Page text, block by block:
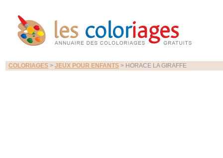
COLORIAGES > JEUX POUR ENFANTS > HORACE LA GIRAFFE